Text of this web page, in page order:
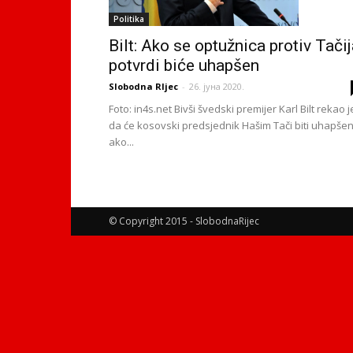
Politika
Bilt: Ako se optužnica protiv
potvrdi biće uhapšen
Slobodna RIjec - 26. јуна 2020.
Foto: in4s.net Bivši švedski premijer Karl Bilt rekao
da će kosovski predsjednik Hašim Tači biti
ako...
© Copyright 2015 - SlobodnaRijec